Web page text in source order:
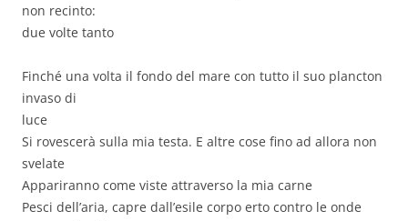
non recinto:
due volte tanto
Finché una volta il fondo del mare con tutto il suo plancton
invaso di
luce
Si rovescerà sulla mia testa. E altre cose fino ad allora non
svelate
Appariranno come viste attraverso la mia carne
Pesci dell’aria, capre dall’esile corpo erto contro le onde